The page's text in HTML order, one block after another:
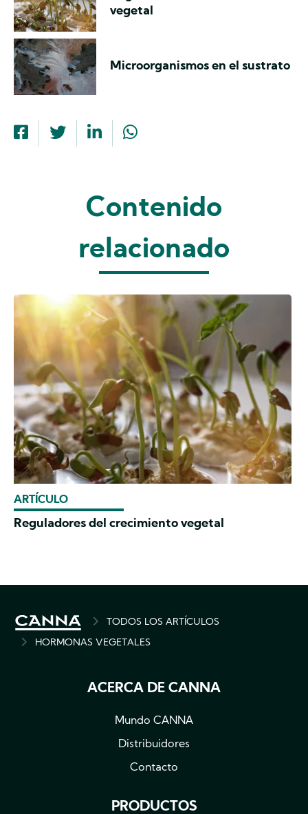
vegetal
Microorganismos en el sustrato
Contenido
relacionado
ARTÍCULO
Reguladores del crecimiento vegetal
BREADCRUMBTODOS LOS ARTÍCULOS
HORMONAS VEGETALES
ACERCA DE CANNA
Mundo CANNA
Distribuidores
Contacto
PRODUCTOS